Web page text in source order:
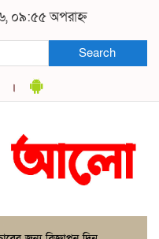
০৯:৫৫ অপরাহ্ন
Search